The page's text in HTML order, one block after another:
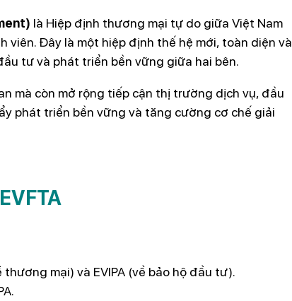
là Hiệp định thương mại tự do giữa Việt Nam
viên. Đây là một hiệp định thế hệ mới, toàn diện và
tư và phát triển bền vững giữa hai bên.
mà còn mở rộng tiếp cận thị trường dịch vụ, đầu
phát triển bền vững và tăng cường cơ chế giải
thương mại) và EVIPA (về bảo hộ đầu tư).